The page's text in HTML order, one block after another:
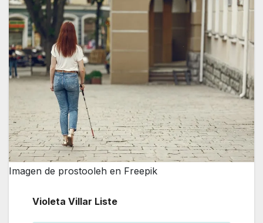
Imagen de prostooleh en Freepik
Violeta Villar Liste